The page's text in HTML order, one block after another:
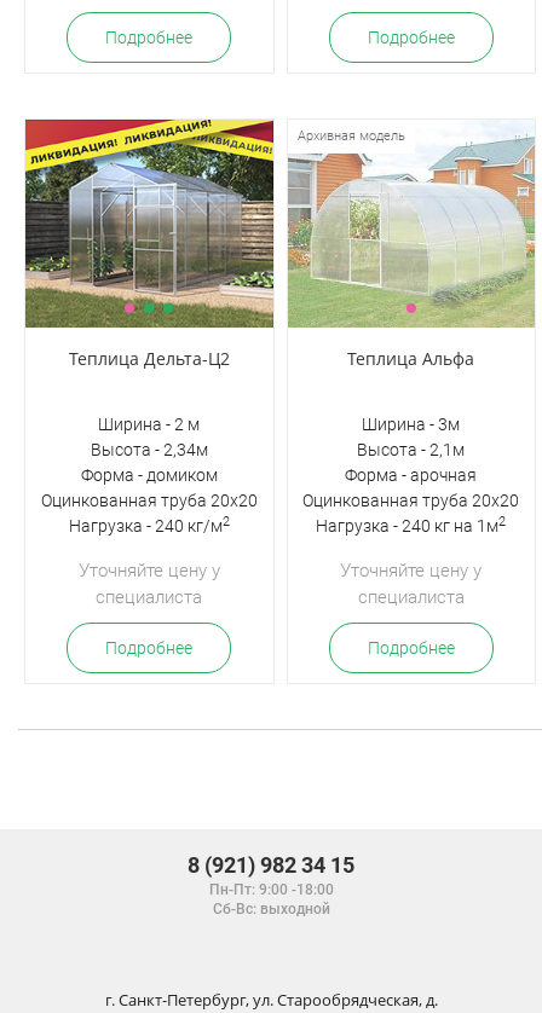
Подробнее Подробнее
Теплица Дельта-Ц2
Ширина - 2 м
Высота - 2,34м
Форма - домиком
Оцинкованная труба 20х20
Нагрузка - 240 кг/м2
Уточняйте цену у
специалиста
Подробнее
Архивная модель
Теплица Альфа
Ширина - 3м
Высота - 2,1м
Форма - арочная
Оцинкованная труба 20х20
Нагрузка - 240 кг на 1м2
Уточняйте цену у
специалиста
Подробнее
8 (921) 982 34 15
Пн-Пт: 9:00 -18:00
Сб-Вс: выходной
г. Санкт-Петербург, ул. Старообрядческая, д.